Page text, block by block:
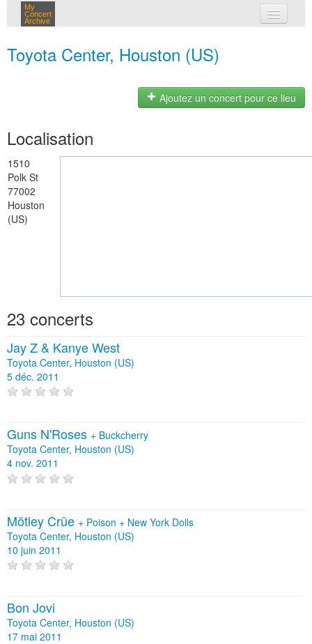
My
Concert
Archive
Toyota Center, Houston (US)
Ajoutez un concert pour ce lieu
Localisation
1510
Polk St
77002
Houston
(US)
23 concerts
Jay Z & Kanye West
Toyota Center, Houston (US)
5 déc. 2011
Guns N'Roses + Buckcherry
Toyota Center, Houston (US)
4 nov. 2011
Mötley Crüe + Poison + New York Dolls
Toyota Center, Houston (US)
10 juin 2011
Bon Jovi
Toyota Center, Houston (US)
17 mai 2011